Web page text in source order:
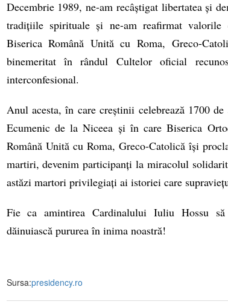
Decembrie 1989, ne-am recâștigat libertatea și
tradițiile spirituale și ne-am reafirmat valorile
Biserica Română Unită cu Roma, Greco-
binemeritat în rândul Cultelor oficial
interconfesional.
Anul acesta, în care creștinii celebrează 1700
Ecumenic de la Niceea și în care Biserica
Română Unită cu Roma, Greco-Catolică își
martiri, devenim participanți la miracolul
astăzi martori privilegiați ai istoriei care
Fie ca amintirea Cardinalului Iuliu Hossu
dăinuiască pururea în inima noastră!
Sursa:presidency.ro